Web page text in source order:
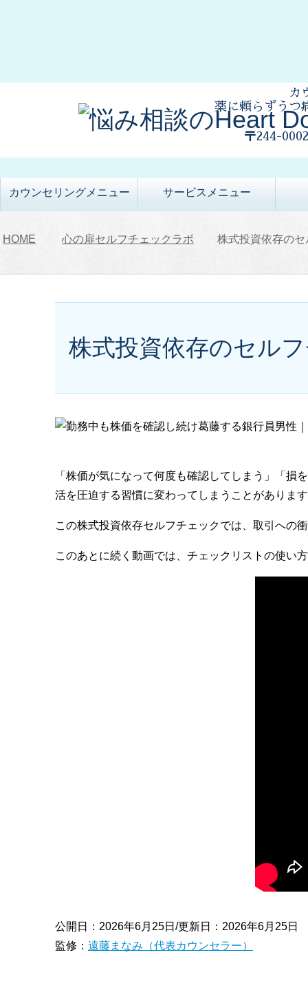
カ
薬に頼らずうつ
〒244-
カウンセリングメニュー サービスメニュー
HOME 心の扉セルフチェックラボ 株式投資依存の
株式投資依存のセル
「株価が気になって何度も確認してしまう」「
活を圧迫する習慣に変わってしまうことがありま
この株式投資依存セルフチェックでは、取引への
このあとに続く動画では、チェックリストの使い
公開日：2026年6月25日/更新日：2026年6月25日
監修： 遠藤まなみ（代表カウンセラー）